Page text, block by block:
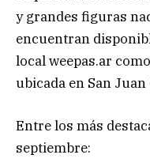
y grandes figuras
encuentran
local weepas.ar
ubicada en San Juan
Entre los más
septiembre: